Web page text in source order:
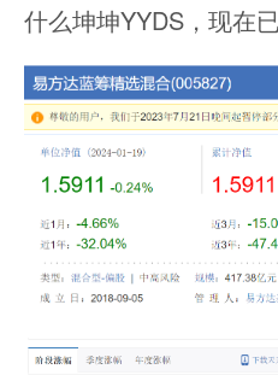
什么坤坤YYDS，现在